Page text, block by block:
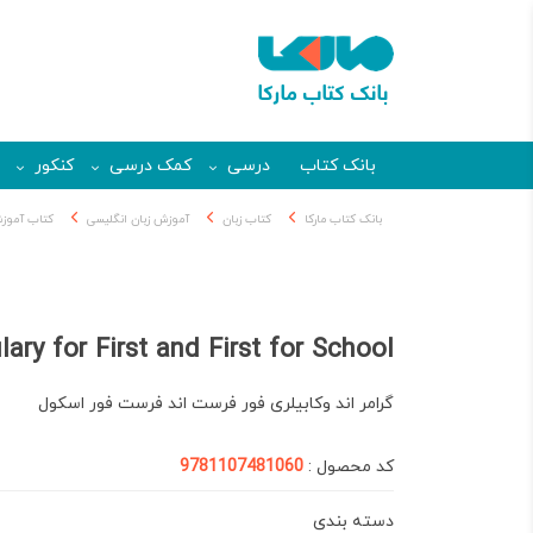
بانک کتاب درسی کمک درسی کنکور
بانک کتاب مارکا کتاب زبان آموزش زبان انگلیسی کتاب
for First and First for School
گرامر اند وکابیلری فور فرست اند فرست فور اسکول
کد محصول : 9781107481060
دسته بندی